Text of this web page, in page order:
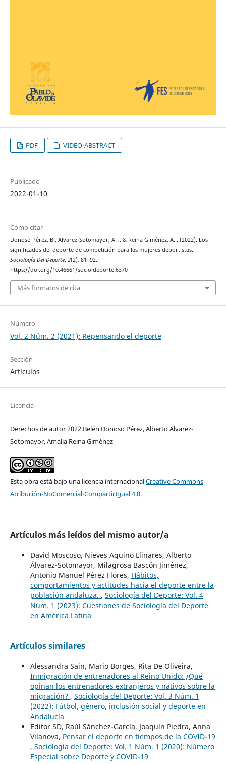
PDF VIDEO-ABSTRACT
Publicado
2022-01-10
Cómo citar
Donoso Pérez, B., Alvarez-Sotomayor, A. ., & Reina Giménez, A. . (2022). Los
significados del deporte de competición para las mujeres deportistas.
Sociología Del Deporte, 2(2), 81–92.
https://doi.org/10.46661/socioldeporte.6370
Más formatos de cita
Número
Vol. 2 Núm. 2 (2021): Repensando el deporte
Sección
Artículos
Licencia
Derechos de autor 2022 Belén Donoso Pérez, Alberto Alvarez-
Sotomayor, Amalia Reina Giménez
Esta obra está bajo una licencia internacionalCreative Commons
Atribución-NoComercial-CompartirIgual 4.0.
Artículos más leídos del mismo autor/a
David Moscoso, Nieves Aquino Llinares, Alberto
Álvarez-Sotomayor, Milagrosa Bascón Jiménez,
Antonio Manuel Pérez Flores, Hábitos,
comportamientos y actitudes hacia el deporte entre la
población andaluza. , Sociología del Deporte: Vol. 4
Núm. 1 (2023): Cuestiones de Sociología del Deporte
en América Latina
Artículos similares
Alessandra Sain, Mario Borges, Rita De Oliveira,
Inmigración de entrenadores al Reino Unido: ¿Qué
opinan los entrenadores extranjeros y nativos sobre la
migración? , Sociología del Deporte: Vol. 3 Núm. 1
(2022): Fútbol, género, inclusión social y deporte en
Andalucía
Editor SD, Raúl Sánchez-García, Joaquín Piedra, Anna
Vilanova, Pensar el deporte en tiempos de la COVID-19
, Sociología del Deporte: Vol. 1 Núm. 1 (2020): Número
Especial sobre Deporte y COVID-19